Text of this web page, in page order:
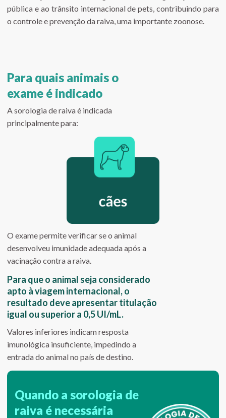
pública e ao trânsito internacional de pets, contribuindo para
o controle e prevenção da raiva, uma importante zoonose.
Para quais animais o
exame é indicado
A sorologia de raiva é indicada
principalmente para:
O exame permite verificar se o animal
desenvolveu imunidade adequada após a
vacinação contra a raiva.
Para que o animal seja considerado
apto à viagem internacional, o
resultado deve apresentar titulação
igual ou superior a 0,5 UI/mL.
Valores inferiores indicam resposta
imunológica insuficiente, impedindo a
entrada do animal no país de destino.
Quando a sorologia de
raiva é necessária